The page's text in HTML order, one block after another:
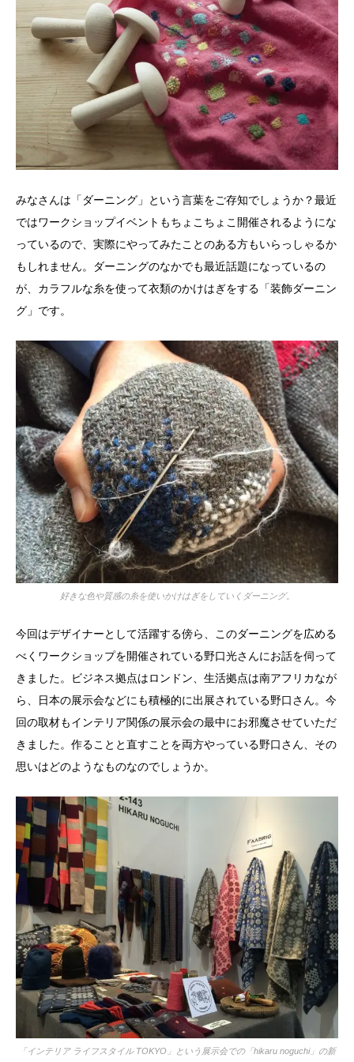
みなさんは「ダーニング」という言葉をご存知でしょうか？最近
ではワークショップイベントもちょこちょこ開催されるようにな
っているので、実際にやってみたことのある方もいらっしゃるか
もしれません。ダーニングのなかでも最近話題になっているの
が、カラフルな糸を使って衣類のかけはぎをする「装飾ダーニン
グ」です。
好きな色や質感の糸を使いかけはぎをしていくダーニング。
今回はデザイナーとして活躍する傍ら、このダーニングを広める
べくワークショップを開催されている野口光さんにお話を伺って
きました。ビジネス拠点はロンドン、生活拠点は南アフリカなが
ら、日本の展示会などにも積極的に出展されている野口さん。今
回の取材もインテリア関係の展示会の最中にお邪魔させていただ
きました。作ることと直すことを両方やっている野口さん、その
思いはどのようなものなのでしょうか。
「インテリア ライフスタイル TOKYO」という展示会での「hikaru noguchi」の新